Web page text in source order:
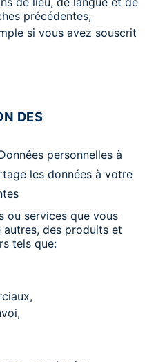
précédentes,
si vous avez souscrit
DES
personnelles à
les données à votre
ou services que vous
des produits et
tels que: